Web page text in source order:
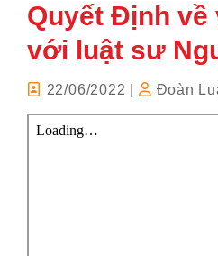
Quyết Định về
với luật sư
22/06/2022 Đoàn